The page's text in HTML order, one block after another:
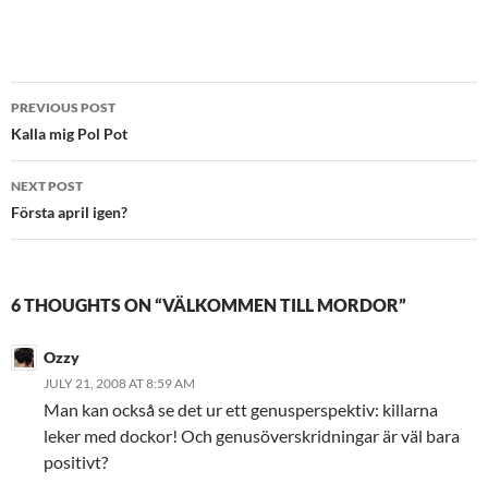
Post
navigation
PREVIOUS POST
Kalla mig Pol Pot
NEXT POST
Första april igen?
6 THOUGHTS ON “VÄLKOMMEN TILL MORDOR”
Ozzy
JULY 21, 2008 AT 8:59 AM
Man kan också se det ur ett genusperspektiv: killarna
leker med dockor! Och genusöverskridningar är väl bara
positivt?